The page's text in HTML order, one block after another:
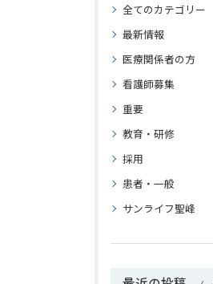
全てのカテゴリー
最新情報
医療関係者の方
看護師募集
重要
教育・研修
採用
患者・一般
サンライフ聖峰